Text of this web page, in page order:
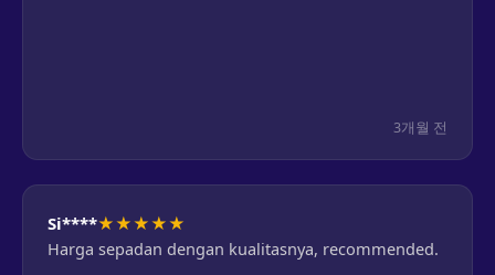
3개월 전
Si****★★★★★
Harga sepadan dengan kualitasnya, recommended.